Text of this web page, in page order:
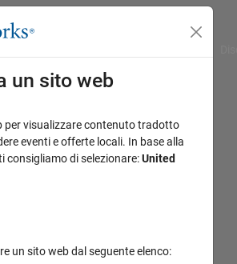
un sito web
per visualizzare contenuto tradotto
eventi e offerte locali. In base alla
consigliamo di selezionare:United
un sito web dal seguente elenco: